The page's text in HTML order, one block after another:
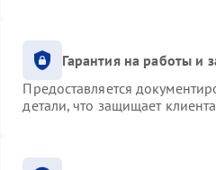
Гарантия на работы и
Предоставляется
детали, что защищает